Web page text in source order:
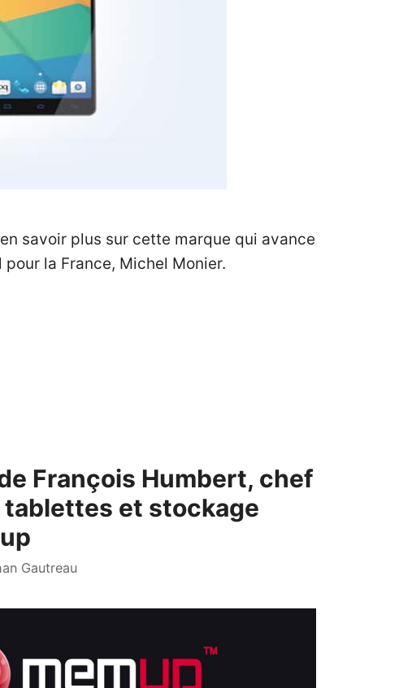
savoir plus sur cette marque qui avance
la France, Michel Monier.
François Humbert, chef
et stockage
Gautreau